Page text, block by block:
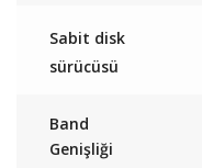
Sabit disk
sürücüsü
Band
Genişliği